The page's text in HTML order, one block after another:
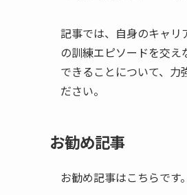
記事では、自身のキャリ
の訓練エピソードを交
できることについて、力
ださい。
お勧め記事
お勧め記事はこちらです。